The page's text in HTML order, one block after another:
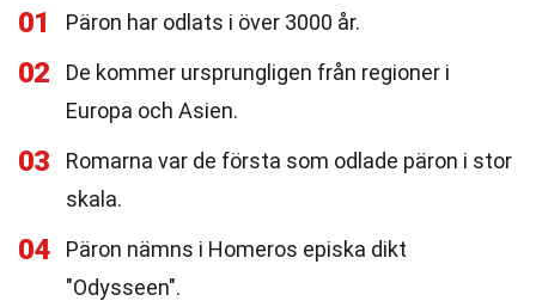
01 Päron har odlats i över 3000 år.
02
De kommer ursprungligen från regioner i
Europa och Asien.
03
Romarna var de första som odlade päron i stor
skala.
04
Päron nämns i Homeros episka dikt
"Odysseen".